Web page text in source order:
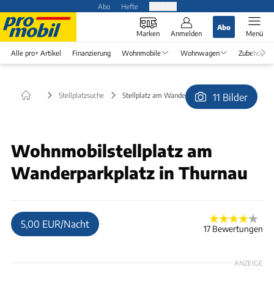
Abo Hefte
Marken Anmelden
Abo
Menü
Alle pro+ Artikel Finanzierung Wohnmobile Wohnwagen Zubehör
Stellplatzsuche Stellplatz am Wanderparkplatz in Thurnau
11 Bilder
Wohnmobilstellplatz am
Wanderparkplatz in Thurnau
5,00 EUR/Nacht 17 Bewertungen
ANZEIGE